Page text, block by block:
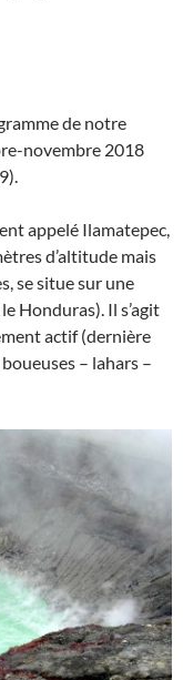
de notre
novembre 2018
appelé Ilamatepec,
d’altitude mais
se situe sur une
Honduras). Il s’agit
actif (dernière
– lahars –